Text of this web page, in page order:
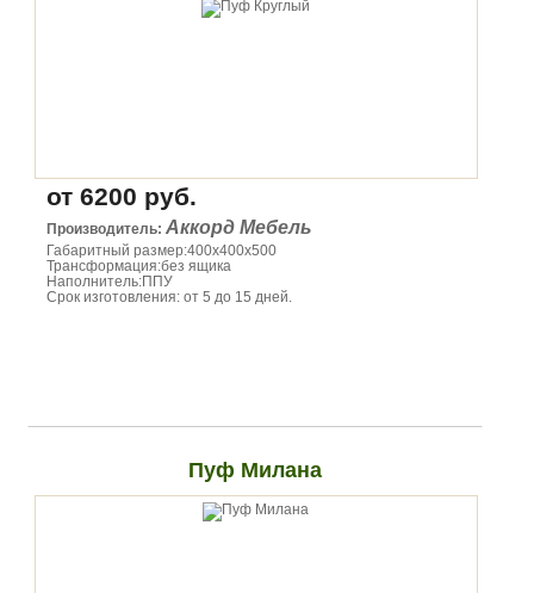
от 6200 руб.
Производитель: Аккорд Мебель
Габаритный размер:400х400х500
Трансформация:без ящика
Наполнитель:ППУ
Срок изготовления: от 5 до 15 дней.
Пуф Милана